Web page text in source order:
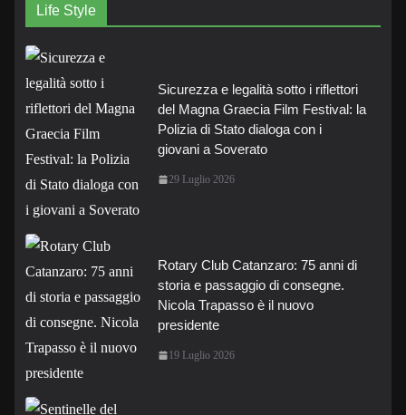
Life Style
Sicurezza e legalità sotto i riflettori
del Magna Graecia Film Festival: la
Polizia di Stato dialoga con i
giovani a Soverato
29 Luglio 2026
Rotary Club Catanzaro: 75 anni di
storia e passaggio di consegne.
Nicola Trapasso è il nuovo
presidente
19 Luglio 2026